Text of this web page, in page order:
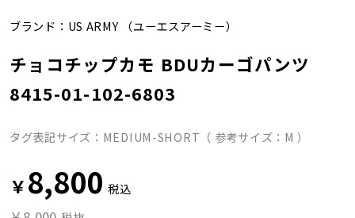
ブランド： US ARMY （ユーエスアーミー）
チョコチップカモ BDUカーゴパンツ
8415-01-102-6803
タグ表記サイズ：MEDIUM-SHORT（ 参考サイズ：M ）
￥8,800 税込